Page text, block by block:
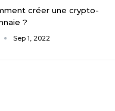
créer une crypto-
?
Sep 1, 2022